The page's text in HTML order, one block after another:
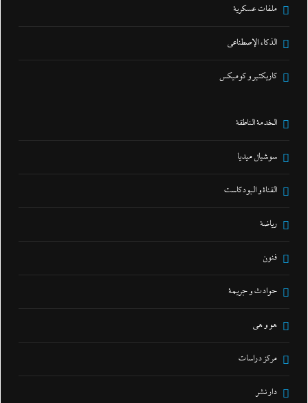
ملفات عسكرية
الذكاء الإصطناعي
كاريكتير و كوميكس
الخدمة الناطقة
سوشيال ميديا
القناة و البودكاست
رياضة
فنون
حوادث و جريمة
هو و هي
مركز دراسات
دار نشر